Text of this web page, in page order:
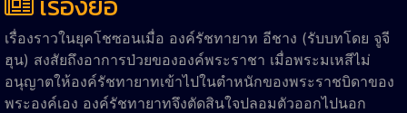
เรื่องราวในยุคโชซอนเมื่อ องค์รัชทายาท อีชาง (รับบทโดย จูจี
ฮุน) สงสัยถึงอาการป่วยขององค์พระราชา เมื่อพระมเหสีไม่
อนุญาตให้องค์รัชทายาทเข้าไปในตำหนักของพระราชบิดาของ
พระองค์เอง องค์รัชทายาทจึงตัดสินใจปลอมตัวออกไปนอก